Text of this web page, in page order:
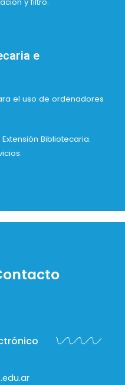
e
el uso de ordenadores
Bibliotecaria.